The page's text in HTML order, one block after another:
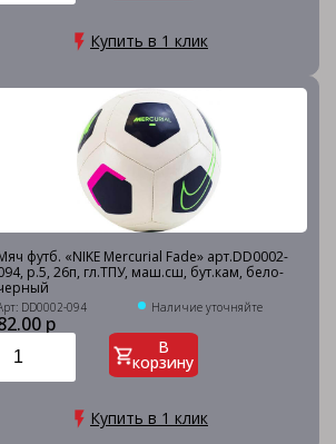
Купить в 1 клик
футб. «NIKE Mercurial Fade» арт.DD0002-
р.5, 26п, гл.ТПУ, маш.сш, бут.кам, бело-
DD0002-094 Наличие уточняйте
р
В
корзину
Купить в 1 клик